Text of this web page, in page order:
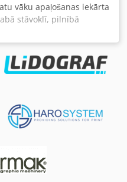
vāku apaļošanas iekārta
stāvoklī, pilnībā
rādiusi. Ir arī citas
iekārta, cilpu iestrādes
apaļotājs, urbjmašīna,
Esx Acpekr Vairāk iekārtu
informācija bez
garantijas.